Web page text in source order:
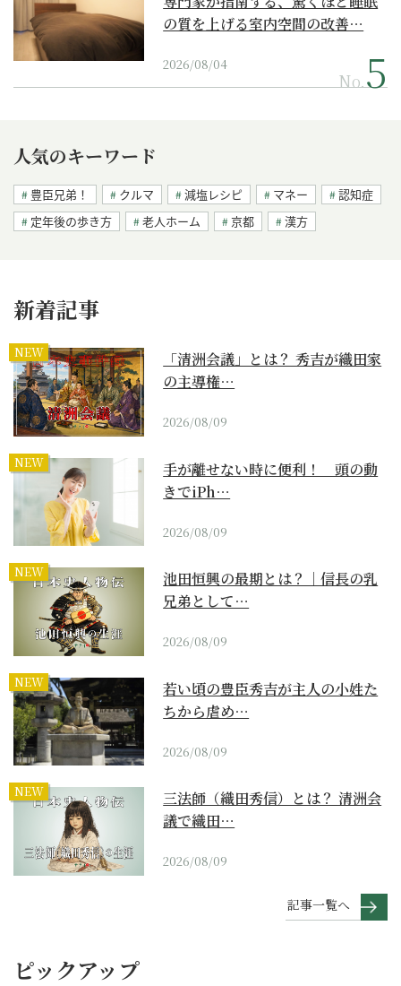
の質を上げる室内空間の改善…
2026/08/04
No.
人気のキーワード
豊臣兄弟！ クルマ 減塩レシピ マネー
認知症
定年後の歩き方
老人ホーム 京都 漢方
新着記事
NEW
「清洲会議」とは？ 秀吉が織田家
の主導権…
2026/08/09
NEW
手が離せない時に便利！ 頭の動
きでiPh…
2026/08/09
NEW
池田恒興の最期とは？｜信長の乳
兄弟として…
2026/08/09
NEW
若い頃の豊臣秀吉が主人の小姓た
ちから虐め…
2026/08/09
NEW
三法師（織田秀信）とは？ 清洲会
議で織田…
2026/08/09
記事一覧へ
ピックアップ